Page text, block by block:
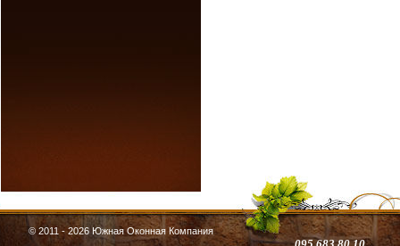
© 2011 - 2026 Южная Оконная Компания